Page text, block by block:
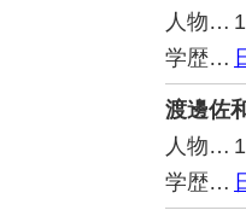
人物…
学歴…
渡邊佐
人物…
学歴…